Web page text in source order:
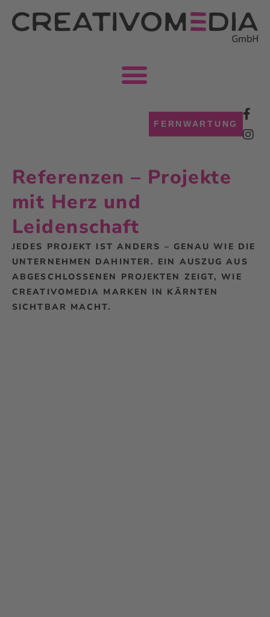
FERNWARTUNG
Referenzen – Projekte
mit Herz und
Leidenschaft
JEDES PROJEKT IST ANDERS – GENAU WIE DIE
UNTERNEHMEN DAHINTER. EIN AUSZUG AUS
ABGESCHLOSSENEN PROJEKTEN ZEIGT, WIE
CREATIVOMEDIA MARKEN IN KÄRNTEN
SICHTBAR MACHT.